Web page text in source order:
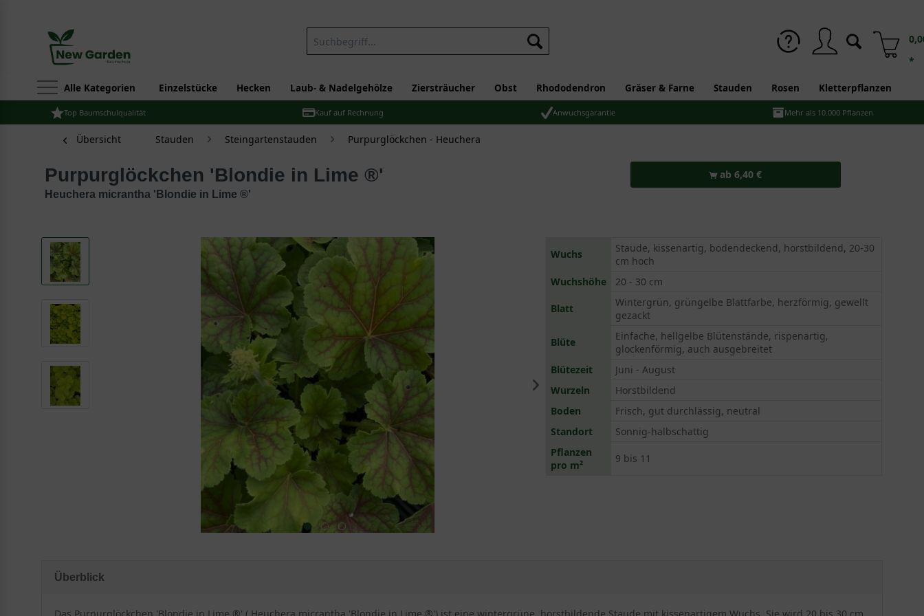
*
Alle Kategorien Einzelstücke Hecken Laub- & Nadelgehölze Ziersträucher Obst Rhododendron Gräser & Farne Stauden Rosen Kletterpflanzen
Top Baumschulqualität Kauf auf Rechnung Anwuchsgarantie Mehr als 10.000 Pflanzen
Übersicht Stauden Steingartenstauden Purpurglöckchen - Heuchera
Purpurglöckchen 'Blondie in Lime ®'
Heuchera micrantha 'Blondie in Lime ®'
ab 6,40 €
Wuchs
Staude, kissenartig, bodendeckend, horstbildend, 20-30
cm hoch
Wuchshöhe
20 - 30 cm
Blatt
Wintergrün, grüngelbe Blattfarbe, herzförmig, gewellt
gezackt
Blüte
Einfache, hellgelbe Blütenstände, rispenartig,
glockenförmig, auch ausgebreitet
Blütezeit
Juni - August
Wurzeln
Horstbildend
Boden
Frisch, gut durchlässig, neutral
Standort
Sonnig-halbschattig
Pflanzen
pro m²
9 bis 11
Überblick